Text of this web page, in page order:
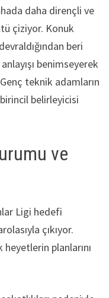
daha dirençli ve
çiziyor. Konuk
beri
benimseyerek
teknik adamların
belirleyicisi
ve
Ligi hedefi
çıkıyor.
planlarını